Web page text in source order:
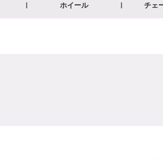
ホイール チェ